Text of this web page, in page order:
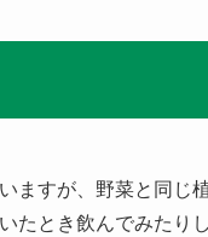
ますが、野菜と同じ植
たとき飲んでみたり